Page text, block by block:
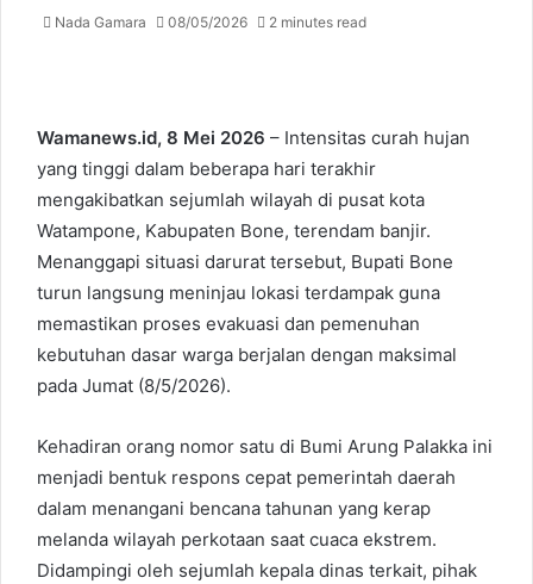
Nada Gamara 08/05/2026 2 minutes read
Wamanews.id, 8 Mei 2026 – Intensitas curah hujan
yang tinggi dalam beberapa hari terakhir
mengakibatkan sejumlah wilayah di pusat kota
Watampone, Kabupaten Bone, terendam banjir.
Menanggapi situasi darurat tersebut, Bupati Bone
turun langsung meninjau lokasi terdampak guna
memastikan proses evakuasi dan pemenuhan
kebutuhan dasar warga berjalan dengan maksimal
pada Jumat (8/5/2026).
Kehadiran orang nomor satu di Bumi Arung Palakka ini
menjadi bentuk respons cepat pemerintah daerah
dalam menangani bencana tahunan yang kerap
melanda wilayah perkotaan saat cuaca ekstrem.
Didampingi oleh sejumlah kepala dinas terkait, pihak